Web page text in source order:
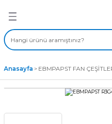
ÇEŞİTLERİ
Anasayfa EBMPAPST FAN